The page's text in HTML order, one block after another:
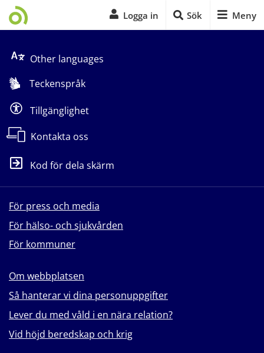
Logga in Sök Meny
Other languages
Teckenspråk
Tillgänglighet
Kontakta oss
Kod för dela skärm
För press och media
För hälso- och sjukvården
För kommuner
Om webbplatsen
Så hanterar vi dina personuppgifter
Lever du med våld i en nära relation?
Vid höjd beredskap och krig